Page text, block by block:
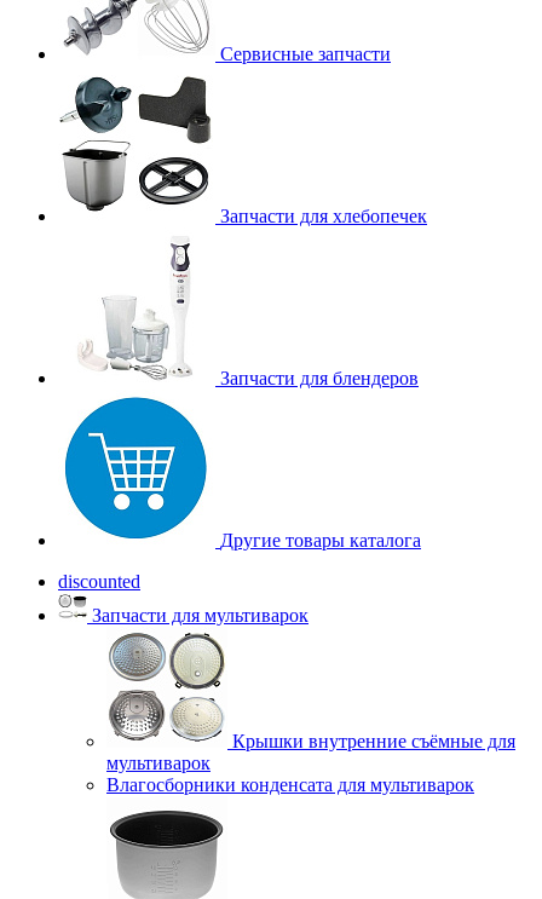
Сервисные запчасти
Запчасти для хлебопечек
Запчасти для блендеров
Другие товары каталога
discounted
Запчасти для мультиварок
Крышки внутренние съёмные для
мультиварок
Влагосборники конденсата для мультиварок